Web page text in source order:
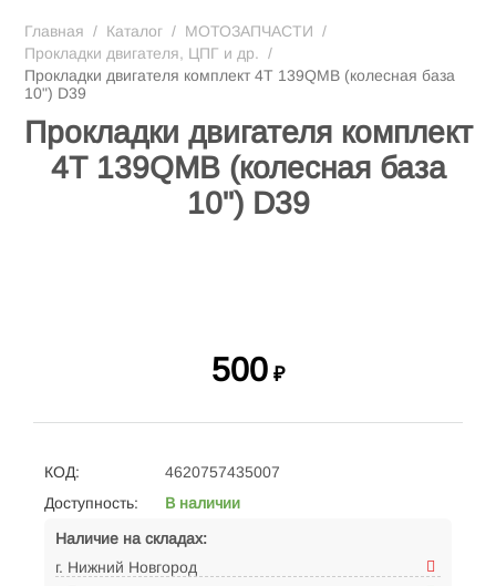
Главная / Каталог / МОТОЗАПЧАСТИ /
Прокладки двигателя, ЦПГ и др. /
Прокладки двигателя комплект 4Т 139QMB (колесная база
10") D39
Прокладки двигателя комплект
4Т 139QMB (колесная база
10") D39
500 ₽
КОД:
4620757435007
Доступность:
В наличии
Наличие на складах:
г. Нижний Новгород